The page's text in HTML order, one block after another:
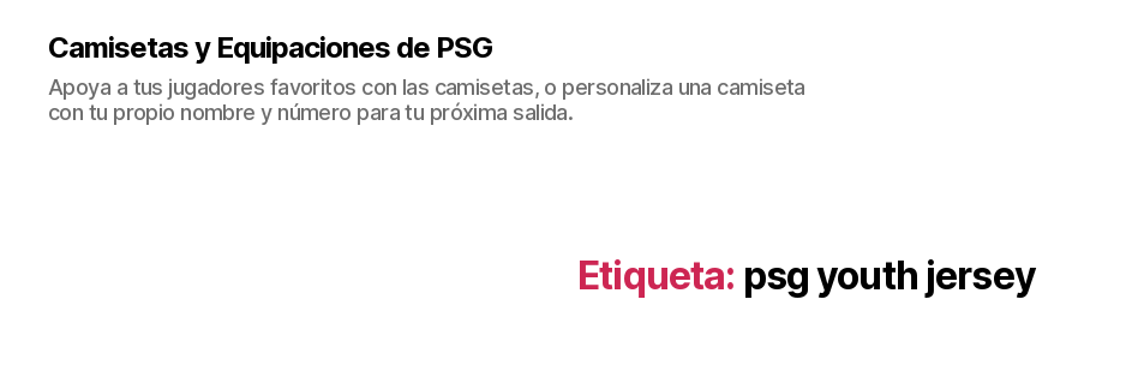
Camisetas y Equipaciones de PSG
Apoya a tus jugadores favoritos con las camisetas, o personaliza una camiseta
con tu propio nombre y número para tu próxima salida.
Etiqueta: psg youth jersey